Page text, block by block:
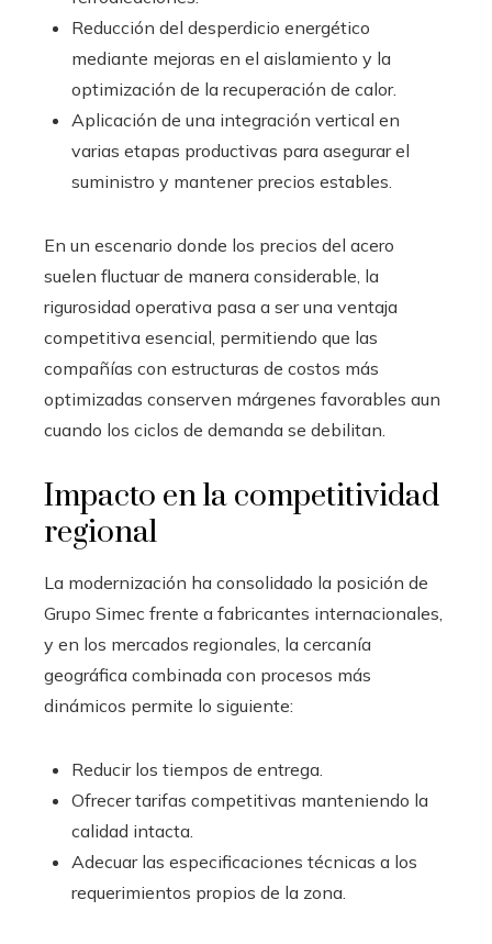
Reducción del desperdicio energético
mediante mejoras en el aislamiento y la
optimización de la recuperación de calor.
Aplicación de una integración vertical en
varias etapas productivas para asegurar el
suministro y mantener precios estables.
En un escenario donde los precios del acero
suelen fluctuar de manera considerable, la
rigurosidad operativa pasa a ser una ventaja
competitiva esencial, permitiendo que las
compañías con estructuras de costos más
optimizadas conserven márgenes favorables aun
cuando los ciclos de demanda se debilitan.
Impacto en la competitividad
regional
La modernización ha consolidado la posición de
Grupo Simec frente a fabricantes internacionales,
y en los mercados regionales, la cercanía
geográfica combinada con procesos más
dinámicos permite lo siguiente:
Reducir los tiempos de entrega.
Ofrecer tarifas competitivas manteniendo la
calidad intacta.
Adecuar las especificaciones técnicas a los
requerimientos propios de la zona.